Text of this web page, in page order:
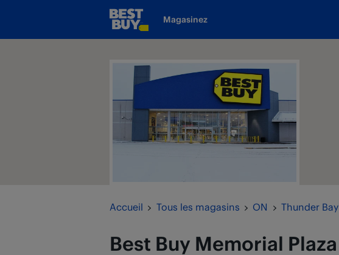
www.bestbuy.caMagasinez
Accueil Tous les magasins ON Thunder Bay
Best Buy Memorial Plaza